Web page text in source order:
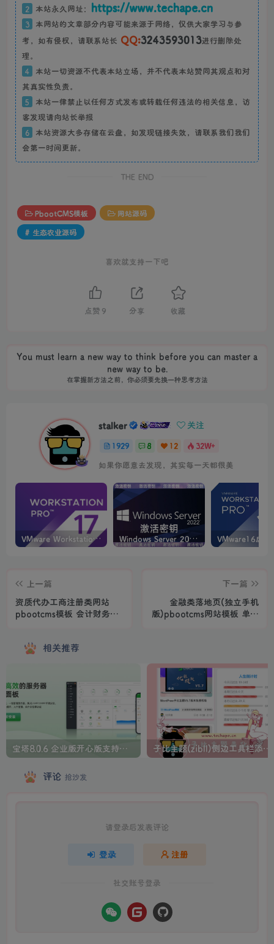
2 本站永久网址： https://www.techape.cn
3
本网站的文章部分内容可能来源于网络，仅供大家学习与参
考，如有侵权，请联系站长 QQ:3243593013进行删除处
理。
4
本站一切资源不代表本站立场，并不代表本站赞同其观点和对
其真实性负责。
5
本站一律禁止以任何方式发布或转载任何违法的相关信息，访
客发现请向站长举报
6
本站资源大多存储在云盘，如发现链接失效，请联系我们我们
会第一时间更新。
THE END
PbootCMS模板
网站源码
# 生态农业源码
喜欢就支持一下吧
点赞 9 分享 收藏
You must learn a new way to think before you can master a
new way to be.
在掌握新方法之前，你必须要先换一种思考方法
stalker 关注
1929 8 12
32W+
如果你愿意去发现，其实每一天都很美
VMware Workstation PRO v17.6.4 正式版_虚拟机(带激活密钥) Windows Server 2022激活密钥 2024 5月更新
上一篇
资质代办工商注册类网站
pbootcms模板 会计财务网
下一篇
金融类落地页(独立手机
版)pbootcms网站模板 单页
相关推荐
宝塔8.0.6 企业版开心版支持最新升级【一键脚本】 子比主题(zibll)侧边工具栏添加人生倒计时美化
评论 抢沙发
请登录后发表评论
登录 注册
社交账号登录